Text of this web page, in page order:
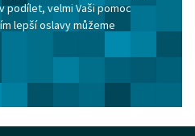
podílet, velmi Vaši pomoc
lepší oslavy můžeme